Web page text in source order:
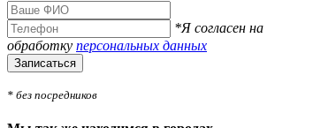
*Я согласен на
обработку персональных данных
Записаться
* без посредников